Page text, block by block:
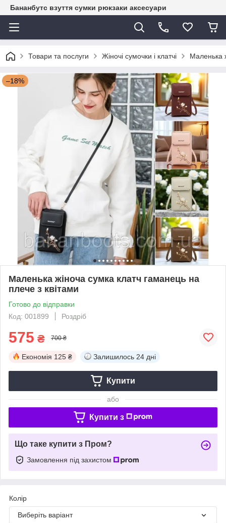
Бананбутс взуття сумки рюкзаки аксесуари
Товари та послуги Жіночі сумочки і клатчі Маленька
–18%
Маленька жіноча сумка клатч гаманець на
плече з квітами
Готово до відправки
Код: 001899
Роздріб
575 ₴ 700 ₴
Економія 125 ₴ Залишилось 24 дні
Купити
або
Купити з
Що таке купити з Пром?
Замовлення під захистом
Колір
Виберіть варіант